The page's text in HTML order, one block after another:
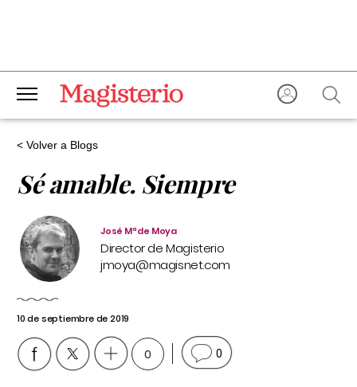
< Volver a Blogs
Sé amable. Siempre
José Mª de Moya
Director de Magisterio
jmoya@magisnet.com
10 de septiembre de 2019
0 0